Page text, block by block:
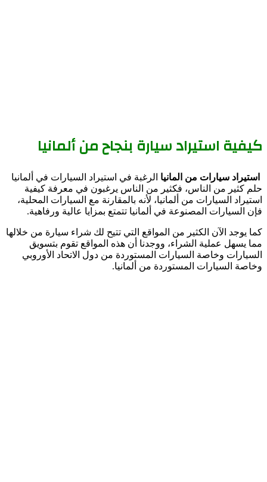
كيفية استيراد سيارة بنجاح من ألمانيا
استيراد سيارات من المانيا الرغبة في استيراد السيارات في ألمانيا
حلم كثير من الناس، فكثير من الناس يرغبون في معرفة كيفية
استيراد السيارات من ألمانيا، لأنه بالمقارنة مع السيارات المحلية،
فإن السيارات المصنوعة في ألمانيا تتمتع بمزايا عالية ورفاهية.
كما يوجد الآن الكثير من المواقع التي تتيح لك شراء سيارة من خلالها
مما يسهل عملية الشراء، ووجدنا أن هذه المواقع تقوم بتسويق
السيارات وخاصة السيارات المستوردة من دول الاتحاد الأوروبي
وخاصة السيارات المستوردة من ألمانيا.